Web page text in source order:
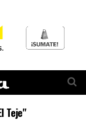
Teje"